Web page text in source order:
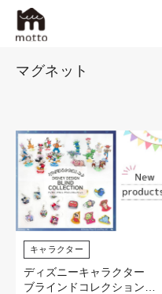
マグネット
キャラクター
ディズニーキャラクター
ブラインドコレクションア